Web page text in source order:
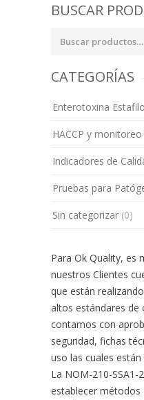
BUSCAR
CATEGORÍAS
Enterotoxina
HACCP y
Indicadores de
Pruebas para
Sin categorizar (0)
Para Ok Quality, es
nuestros Clientes
que están
altos estándares de
contamos con
seguridad, fichas
uso las cuales
La NOM-210-
establecer métodos